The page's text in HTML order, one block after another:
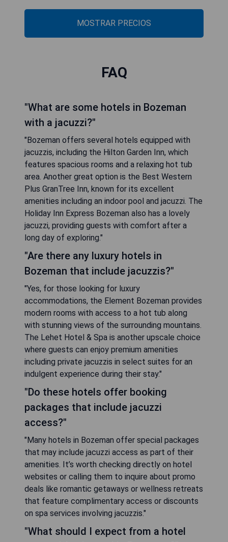
MOSTRAR PRECIOS
FAQ
"What are some hotels in Bozeman
with a jacuzzi?"
"Bozeman offers several hotels equipped with
jacuzzis, including the Hilton Garden Inn, which
features spacious rooms and a relaxing hot tub
area. Another great option is the Best Western
Plus GranTree Inn, known for its excellent
amenities including an indoor pool and jacuzzi. The
Holiday Inn Express Bozeman also has a lovely
jacuzzi, providing guests with comfort after a
long day of exploring."
"Are there any luxury hotels in
Bozeman that include jacuzzis?"
"Yes, for those looking for luxury
accommodations, the Element Bozeman provides
modern rooms with access to a hot tub along
with stunning views of the surrounding mountains.
The Lehet Hotel & Spa is another upscale choice
where guests can enjoy premium amenities
including private jacuzzis in select suites for an
indulgent experience during their stay."
"Do these hotels offer booking
packages that include jacuzzi
access?"
"Many hotels in Bozeman offer special packages
that may include jacuzzi access as part of their
amenities. It’s worth checking directly on hotel
websites or calling them to inquire about promo
deals like romantic getaways or wellness retreats
that feature complimentary access or discounts
on spa services involving jacuzzis."
"What should I expect from a hotel